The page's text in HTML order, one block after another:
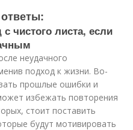
чистого листа, если
неудачного
подход к жизни. Во-
прошлые ошибки и
избежать повторения
стоит поставить
будут мотивировать